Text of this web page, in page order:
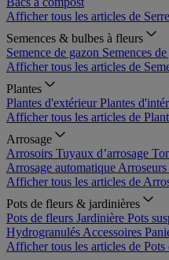
Afficher tous les articles de
Semences & bulbes à fleurs
Semence de gazon Semences
Afficher tous les articles de
Plantes
Plantes d'extérieurPlantes
Afficher tous les articles de
Arrosage
Arrosoirs Tuyaux d’arrosage
Arrosage automatique
Afficher tous les articles de
Pots de fleurs & jardinières
Pots de fleurs Jardinière Pots
Hydrogranulés Accessoires
Afficher tous les articles de